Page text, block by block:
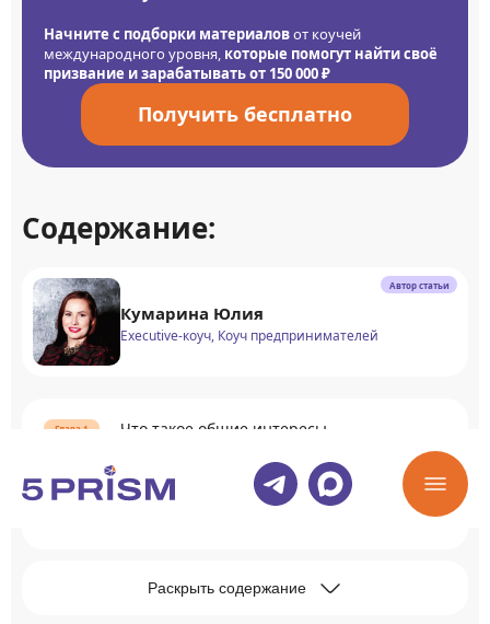
Начните с подборки материаловот коучей
международного уровня, которые помогут найти своё
призвание и зарабатывать от 150 000 ₽
Получить бесплатно
Содержание:
Автор статьи
Кумарина Юлия
Executive-коуч, Коуч предпринимателей
Что такое общие интересы
Польза общности интересов в
Раскрыть содержание